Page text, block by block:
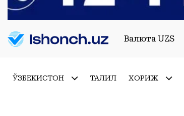
Валюта UZS
ЎЗБЕКИСТОН ТАҲЛИЛ ХОРИЖ